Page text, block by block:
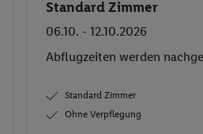
Buchen
Standard Zimmer
06.10. - 12.10.2026
Abflugzeiten werden
Standard Zimmer
Ohne Verpflegung